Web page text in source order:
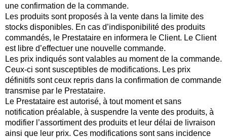
une confirmation de la commande.
Les produits sont proposés à la vente dans la limite des
stocks disponibles. En cas d’indisponibilité des produits
commandés, le Prestataire en informera le Client. Le Client
est libre d’effectuer une nouvelle commande.
Les prix indiqués sont valables au moment de la commande.
Ceux-ci sont susceptibles de modifications. Les prix
définitifs sont ceux repris dans la confirmation de commande
transmise par le Prestataire.
Le Prestataire est autorisé, à tout moment et sans
notification préalable, à suspendre la vente des produits, à
modifier l’assortiment des produits et leur délai de livraison
ainsi que leur prix. Ces modifications sont sans incidence